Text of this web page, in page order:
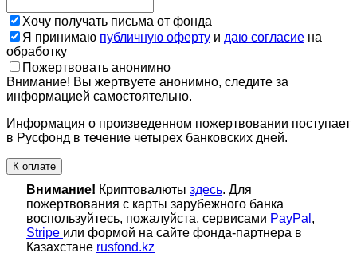
Хочу получать письма от фонда
Я принимаю публичную оферту и даю согласие на
обработку
Пожертвовать анонимно
Внимание! Вы жертвуете анонимно, следите за
информацией самостоятельно.
Информация о произведенном пожертвовании поступает
в Русфонд в течение четырех банковских дней.
К оплате
Внимание! Криптовалюты здесь. Для
пожертвования с карты зарубежного банка
воспользуйтесь, пожалуйста, сервисами PayPal ,
Stripe или формой на сайте фонда-партнера в
Казахстане rusfond.kz